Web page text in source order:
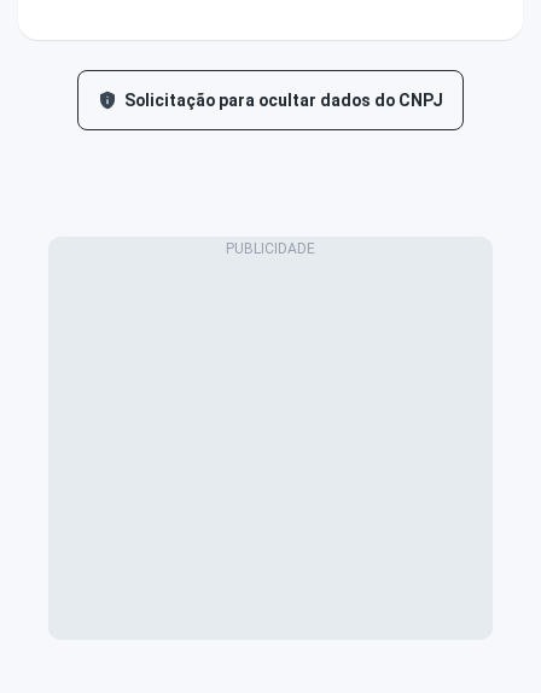
Solicitação para ocultar dados do CNPJ